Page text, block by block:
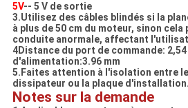
5V-- 5 V de sortie
3.Utilisez des câbles blindés si la
à plus de 50 cm du moteur, sinon
conduite anormale, affectant
4Distance du port de commande:
d'alimentation:3.96 mm
5.Faites attention à l'isolation entre
dissipateur ou la plaque d'installation.
Notes sur la demande